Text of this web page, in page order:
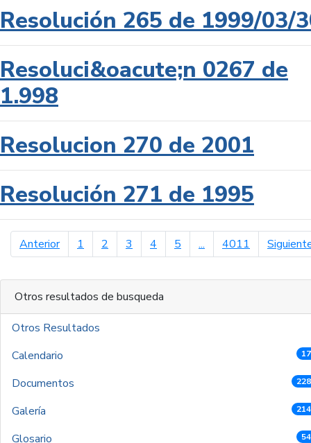
Resolución 265 de 1999/03/
Resoluci&oacute;n 0267 de
1.998
Resolucion 270 de 2001
Resolución 271 de 1995
Anteriorpágina anterior
1 2 3 4 5 ... 4011
Otros resultados de busqueda
Otros Resultados
Calendario
Documentos
Galería
Glosario